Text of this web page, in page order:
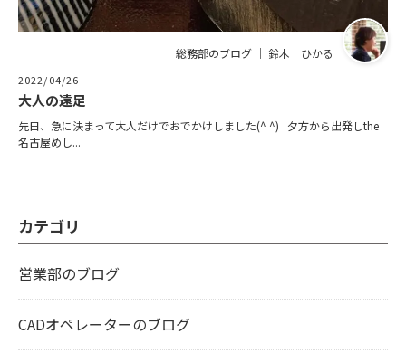
総務部のブログ ｜ 鈴木 ひかる
2022/04/26
大人の遠足
先日、急に決まって大人だけでおでかけしました(^ ^) 夕方から出発しthe
名古屋めし...
カテゴリ
営業部のブログ
CADオペレーターのブログ